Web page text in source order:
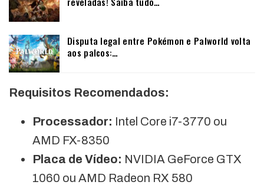
Disputa legal entre Pokémon e Palworld volta
aos palcos:…
Requisitos Recomendados:
Processador: Intel Core i7-3770 ou
AMD FX-8350
Placa de Vídeo: NVIDIA GeForce GTX
1060 ou AMD Radeon RX 580